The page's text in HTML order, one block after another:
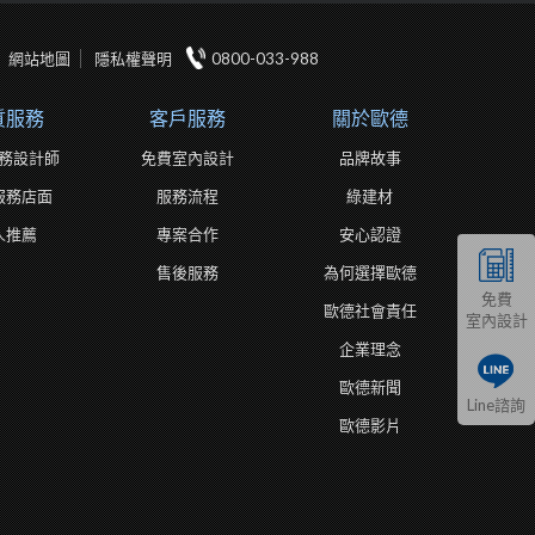
免費
室內設計
Line諮詢
網站地圖 隱私權聲明 0800-033-988
服務
設計師
務店面
推薦
客戶服務
免費室內設計
服務流程
專案合作
售後服務
關於歐德
品牌故事
綠建材
安心認證
為何選擇歐德
歐德社會責任
企業理念
歐德新聞
歐德影片